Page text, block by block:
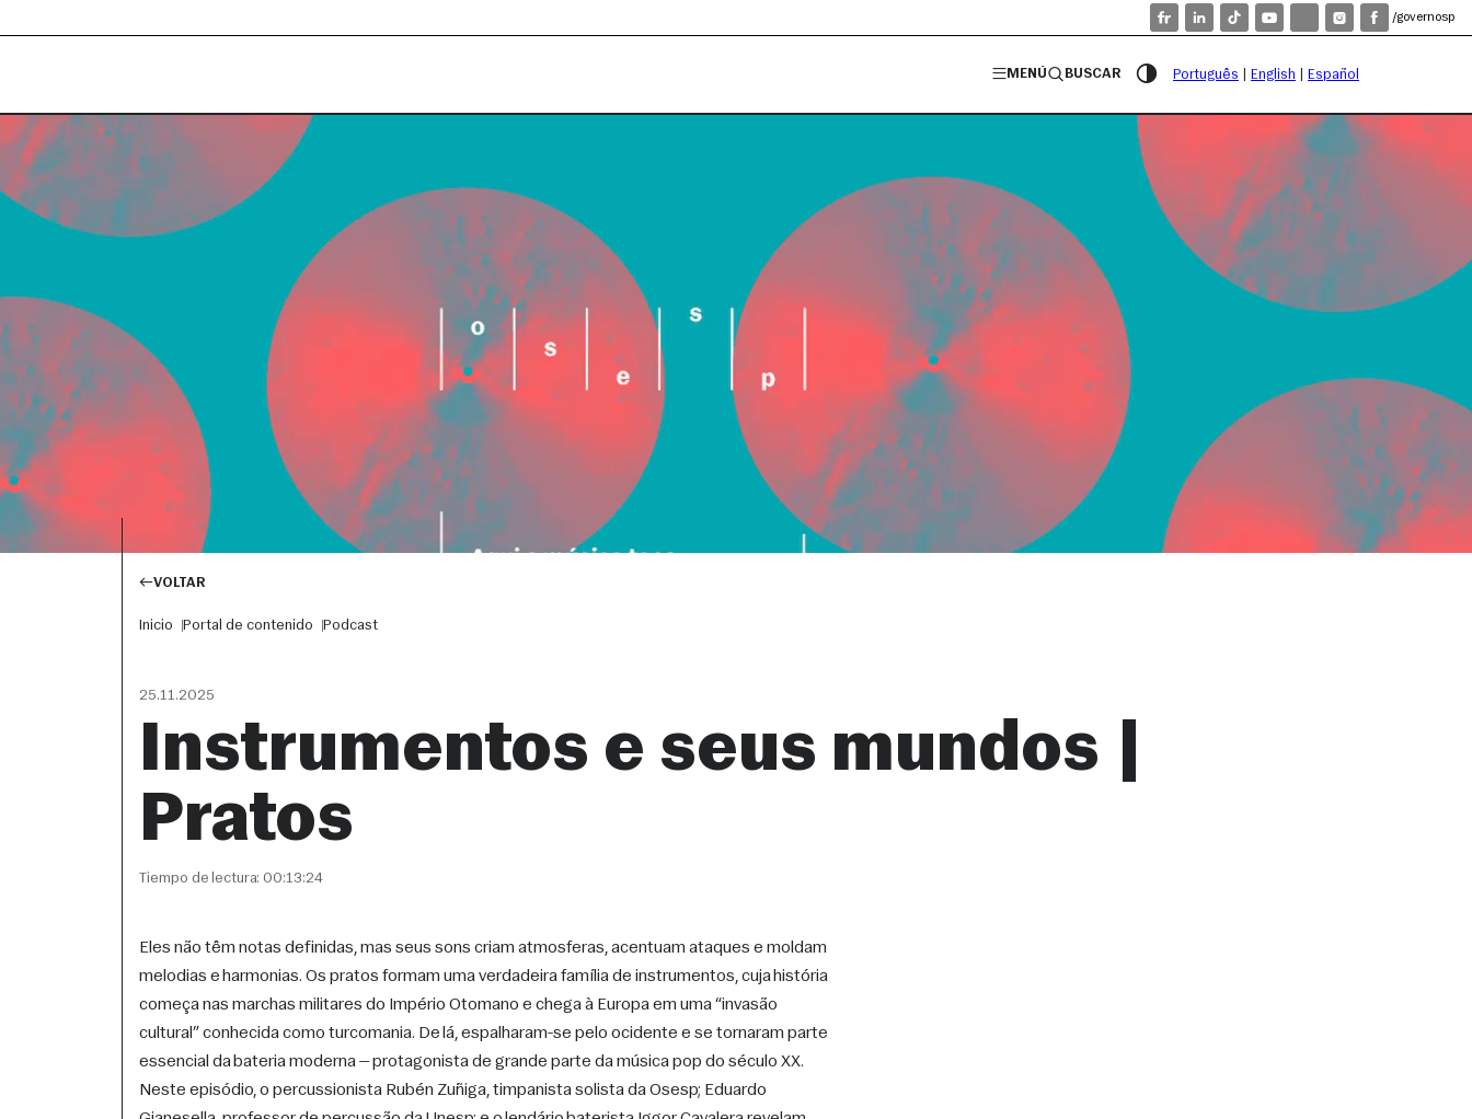
/governosp
MENÚ BUSCAR Português English Español
VOLTAR
Inicio Portal de contenido Podcast
25.11.2025
Instrumentos e seus mundos |
Pratos
Tiempo de lectura: 00:13:24
Eles não têm notas definidas, mas seus sons criam atmosferas, acentuam ataques e moldam
melodias e harmonias. Os pratos formam uma verdadeira família de instrumentos, cuja história
começa nas marchas militares do Império Otomano e chega à Europa em uma “invasão
cultural” conhecida como turcomania. De lá, espalharam-se pelo ocidente e se tornaram parte
essencial da bateria moderna — protagonista de grande parte da música pop do século XX.
Neste episódio, o percussionista Rubén Zuñiga, timpanista solista da Osesp; Eduardo